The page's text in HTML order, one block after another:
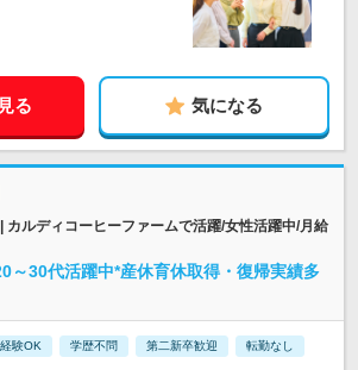
る 気になる
カルディコーヒーファームで活躍/女性活躍中/月給
～30代活躍中*産休育休取得・復帰実績多
験OK 学歴不問 第二新卒歓迎 転勤なし